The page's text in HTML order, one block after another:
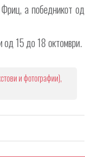
а победникот од
од 15 до 18 октомври.
и фотографии),